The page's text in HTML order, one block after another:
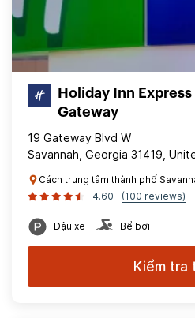
Holiday Inn
Gateway
19 Gateway Blvd W
Savannah, Georgia 31419,
Cách trung tâm thành phố
4.60
(100 reviews)
Đậu xe Bể bơi
Kiểm tra